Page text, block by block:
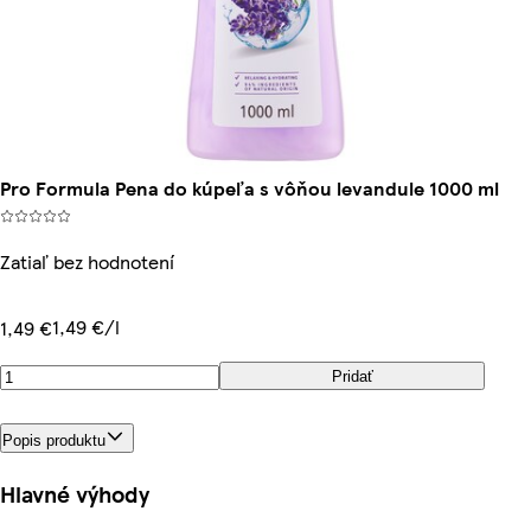
Pro Formula Pena do kúpeľa s vôňou levandule 1000 ml
Zatiaľ bez hodnotení
1,49 €1,49 €/l
Pridať
Popis produktu
Hlavné výhody